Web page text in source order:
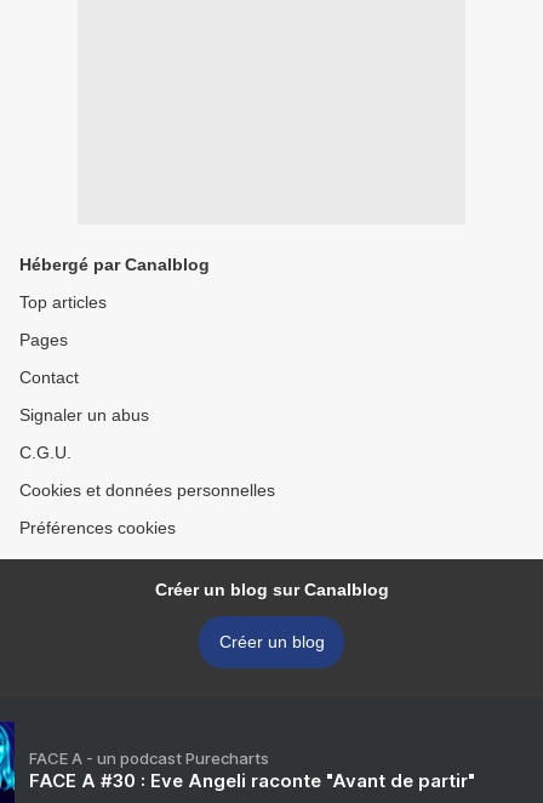
Hébergé par Canalblog
Top articles
Pages
Contact
Signaler un abus
C.G.U.
Cookies et données personnelles
Préférences cookies
Créer un blog sur Canalblog
Créer un blog
FACE A - un podcast Purecharts
FACE A #30 : Eve Angeli raconte "Avant de partir"